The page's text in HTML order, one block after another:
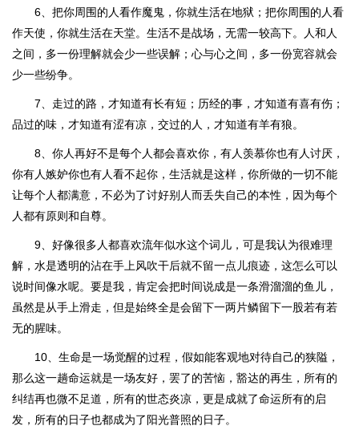
6、把你周围的人看作魔鬼，你就生活在地狱；把你周围的人看
作天使，你就生活在天堂。生活不是战场，无需一较高下。人和人
之间，多一份理解就会少一些误解；心与心之间，多一份宽容就会
少一些纷争。
7、走过的路，才知道有长有短；历经的事，才知道有喜有伤；
品过的味，才知道有涩有凉，交过的人，才知道有羊有狼。
8、你人再好不是每个人都会喜欢你，有人羡慕你也有人讨厌，
你有人嫉妒你也有人看不起你，生活就是这样，你所做的一切不能
让每个人都满意，不必为了讨好别人而丢失自己的本性，因为每个
人都有原则和自尊。
9、好像很多人都喜欢流年似水这个词儿，可是我认为很难理
解，水是透明的沾在手上风吹干后就不留一点儿痕迹，这怎么可以
说时间像水呢。要是我，肯定会把时间说成是一条滑溜溜的鱼儿，
虽然是从手上滑走，但是始终全是会留下一两片鳞留下一股若有若
无的腥味。
10、生命是一场觉醒的过程，假如能客观地对待自己的狭隘，
那么这一趟命运就是一场友好，罢了的苦恼，豁达的再生，所有的
纠结再也微不足道，所有的世态炎凉，更是成就了命运所有的启
发，所有的日子也都成为了阳光普照的日子。